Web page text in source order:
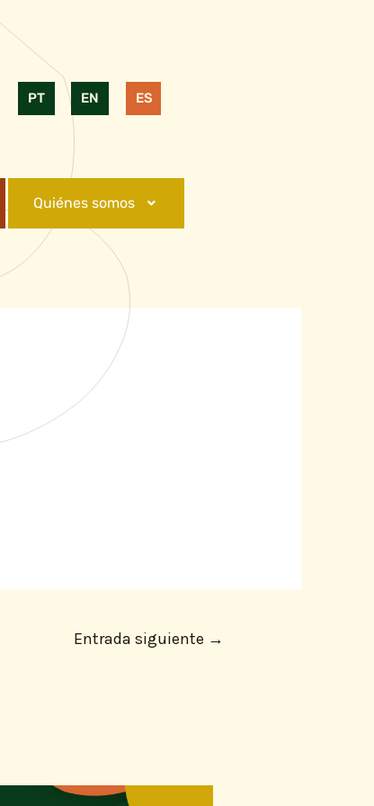
PT EN ES
Quiénes somos
Entrada siguiente →